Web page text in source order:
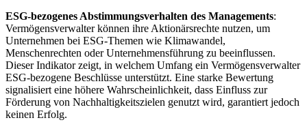
ESG-bezogenes Abstimmungsverhalten des Managements:
Vermögensverwalter können ihre Aktionärsrechte nutzen, um
Unternehmen bei ESG-Themen wie Klimawandel,
Menschenrechten oder Unternehmensführung zu beeinflussen.
Dieser Indikator zeigt, in welchem Umfang ein Vermögensverwalter
ESG-bezogene Beschlüsse unterstützt. Eine starke Bewertung
signalisiert eine höhere Wahrscheinlichkeit, dass Einfluss zur
Förderung von Nachhaltigkeitszielen genutzt wird, garantiert jedoch
keinen Erfolg.